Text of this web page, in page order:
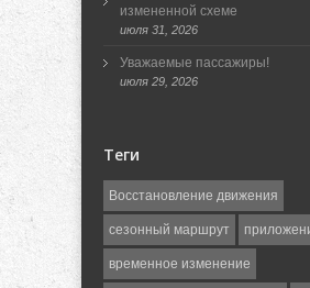
измененной схеме
июля 31, 2026
Уважаемые пассажиры!
июля 29, 2026
Теги
Восстановление движения
сезонный маршрут
временное изменение